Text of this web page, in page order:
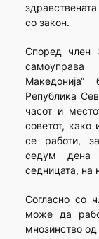
со закон.
Според член
самоуправа
Република
часот и
советот, како
се работи,
седум дена
седницата, на
Согласно со
може да
мнозинство од